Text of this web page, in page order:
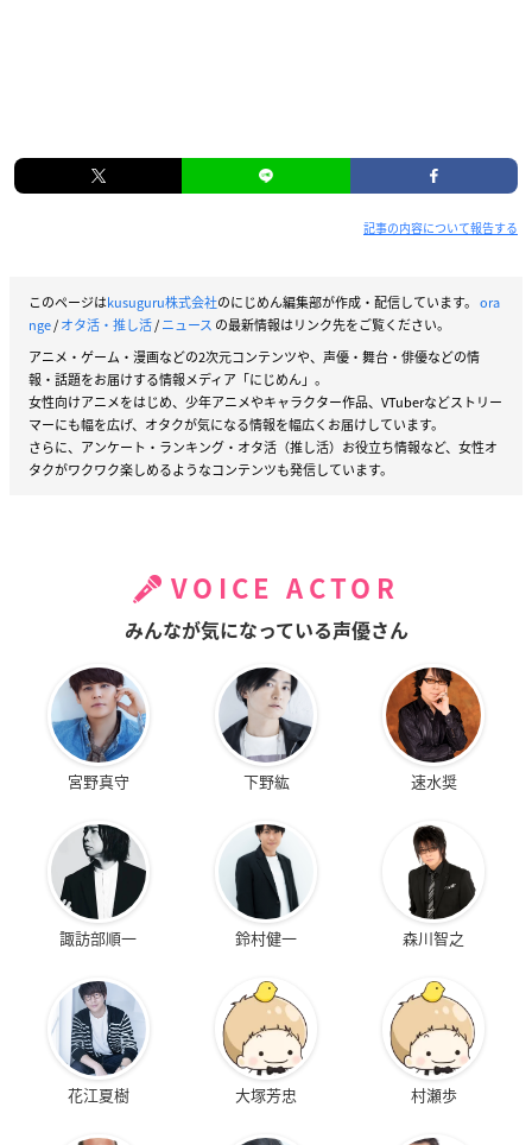
記事の内容について報告する
このページはkusuguru株式会社のにじめん編集部が作成・配信しています。 ora
nge/オタ活・推し活/ニュース の最新情報はリンク先をご覧ください。
アニメ・ゲーム・漫画などの2次元コンテンツや、声優・舞台・俳優などの情
報・話題をお届けする情報メディア「にじめん」。
女性向けアニメをはじめ、少年アニメやキャラクター作品、VTuberなどストリー
マーにも幅を広げ、オタクが気になる情報を幅広くお届けしています。
さらに、アンケート・ランキング・オタ活（推し活）お役立ち情報など、女性オ
タクがワクワク楽しめるようなコンテンツも発信しています。
VOICE ACTOR
みんなが気になっている声優さん
宮野真守 下野紘 速水奨
諏訪部順一 鈴村健一 森川智之
花江夏樹 大塚芳忠 村瀬歩